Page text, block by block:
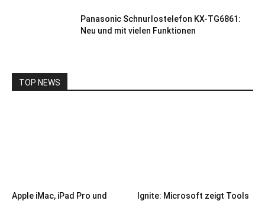
Panasonic Schnurlostelefon KX-TG6861:
Neu und mit vielen Funktionen
TOP NEWS
Apple iMac, iPad Pro und
Ignite: Microsoft zeigt Tools